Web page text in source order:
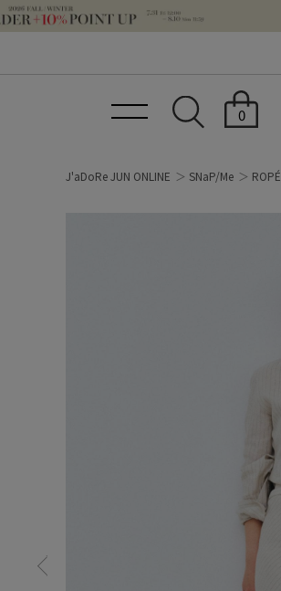
0
J'aDoRe JUN ONLINE SNaP/Me ROPÉ